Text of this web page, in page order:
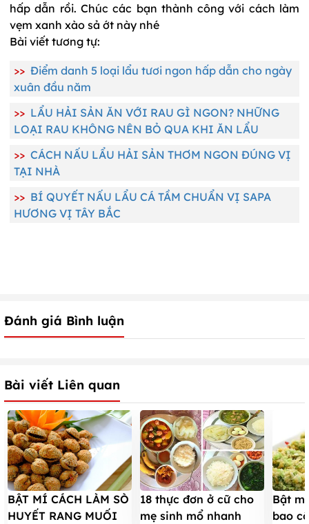
hấp dẫn rồi. Chúc các bạn thành công với cách làm
vẹm xanh xào sả ớt này nhé
Bài viết tương tự:
>> Điểm danh 5 loại lẩu tươi ngon hấp dẫn cho ngày
xuân đầu năm
>> LẨU HẢI SẢN ĂN VỚI RAU GÌ NGON? NHỮNG
LOẠI RAU KHÔNG NÊN BỎ QUA KHI ĂN LẨU
>> CÁCH NẤU LẨU HẢI SẢN THƠM NGON ĐÚNG VỊ
TẠI NHÀ
>> BÍ QUYẾT NẤU LẨU CÁ TẦM CHUẨN VỊ SAPA
HƯƠNG VỊ TÂY BẮC
Đánh giá Bình luận
Bài viết Liên quan
BẬT MÍ CÁCH LÀM SÒ
HUYẾT RANG MUỐI
18 thực đơn ở cữ cho
mẹ sinh mổ nhanh
Bật
bao